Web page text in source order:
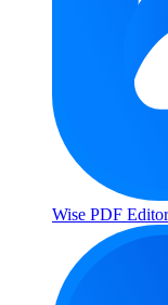
Wise PDF Editor